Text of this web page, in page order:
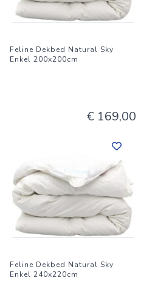
Feline Dekbed Natural Sky
Enkel 200x200cm
€ 169,00
Feline Dekbed Natural Sky
Enkel 240x220cm